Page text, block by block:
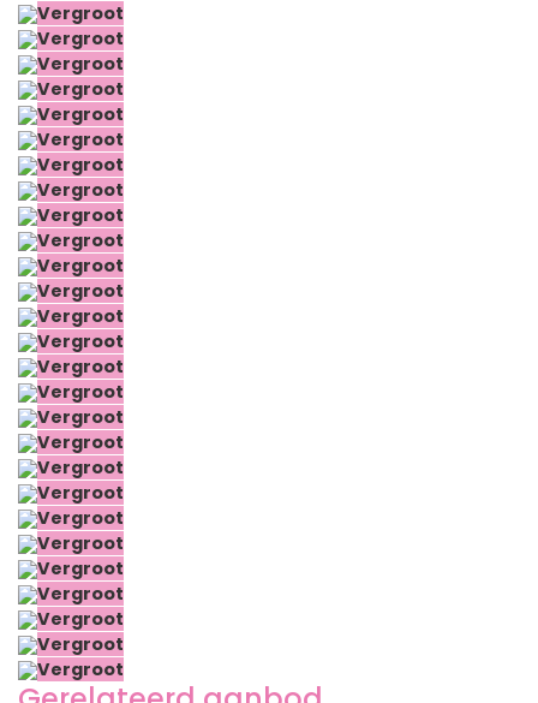
Vergroot
Vergroot
Vergroot
Vergroot
Vergroot
Vergroot
Vergroot
Vergroot
Vergroot
Vergroot
Vergroot
Vergroot
Vergroot
Vergroot
Vergroot
Vergroot
Vergroot
Vergroot
Vergroot
Vergroot
Vergroot
Vergroot
Vergroot
Vergroot
Vergroot
Vergroot
Vergroot